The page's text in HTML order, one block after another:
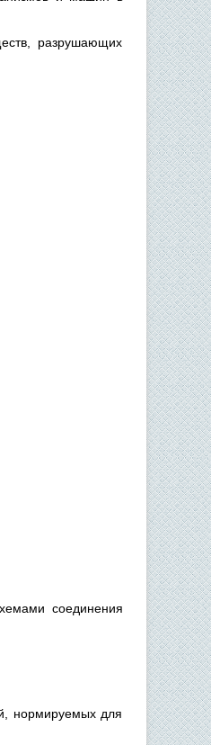
разрушающих
соединения
нормируемых для